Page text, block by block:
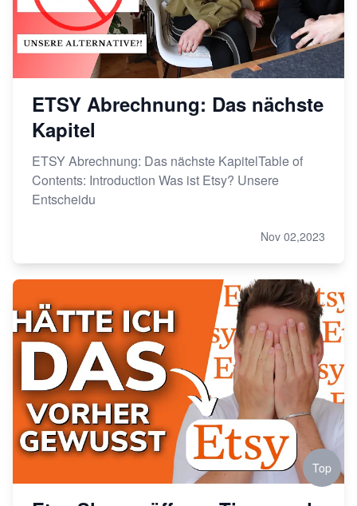
ETSY Abrechnung: Das nächste
Kapitel
ETSY Abrechnung: Das nächste KapitelTable of
Contents: Introduction Was ist Etsy? Unsere
Entscheidu
Nov 02,2023
Top